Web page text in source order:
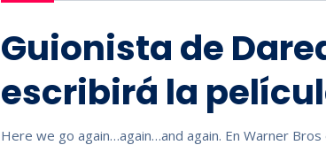
Guionista de
escribirá la
Here we go again…again…and again. En Warner